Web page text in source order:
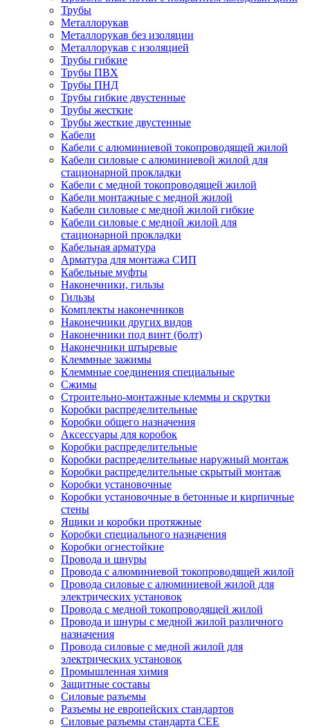
Трубы
Металлорукав
Металлорукав без изоляции
Металлорукав с изоляцией
Трубы гибкие
Трубы ПВХ
Трубы ПНД
Трубы гибкие двустенные
Трубы жесткие
Трубы жесткие двустенные
Кабели
Кабели с алюминиевой токопроводящей жилой
Кабели силовые с алюминиевой жилой для
стационарной прокладки
Кабели с медной токопроводящей жилой
Кабели монтажные с медной жилой
Кабели силовые с медной жилой гибкие
Кабели силовые с медной жилой для
стационарной прокладки
Кабельная арматура
Арматура для монтажа СИП
Кабельные муфты
Наконечники, гильзы
Гильзы
Комплекты наконечников
Наконечники других видов
Наконечники под винт (болт)
Наконечники штыревые
Клеммные зажимы
Клеммные соединения специальные
Сжимы
Строительно-монтажные клеммы и скрутки
Коробки распределительные
Коробки общего назначения
Аксессуары для коробок
Коробки распределительные
Коробки распределительные наружный монтаж
Коробки распределительные скрытый монтаж
Коробки установочные
Коробки установочные в бетонные и кирпичные
стены
Ящики и коробки протяжные
Коробки специального назначения
Коробки огнестойкие
Провода и шнуры
Провода с алюминиевой токопроводящей жилой
Провода силовые с алюминиевой жилой для
электрических установок
Провода с медной токопроводящей жилой
Провода и шнуры с медной жилой различного
назначения
Провода силовые с медной жилой для
электрических установок
Промышленная химия
Защитные составы
Силовые разъемы
Разъемы не европейских стандартов
Силовые разъемы стандарта CEE